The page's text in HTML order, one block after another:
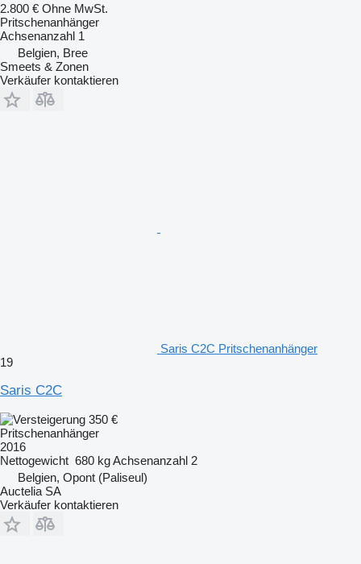
2.800 € Ohne MwSt.
Pritschenanhänger
Achsenanzahl 1
Belgien, Bree
Smeets & Zonen
Verkäufer kontaktieren
Saris C2C Pritschenanhänger
19
Saris C2C
350 €
Pritschenanhänger
2016
Nettogewicht 680 kgAchsenanzahl 2
Belgien, Opont (Paliseul)
Auctelia SA
Verkäufer kontaktieren